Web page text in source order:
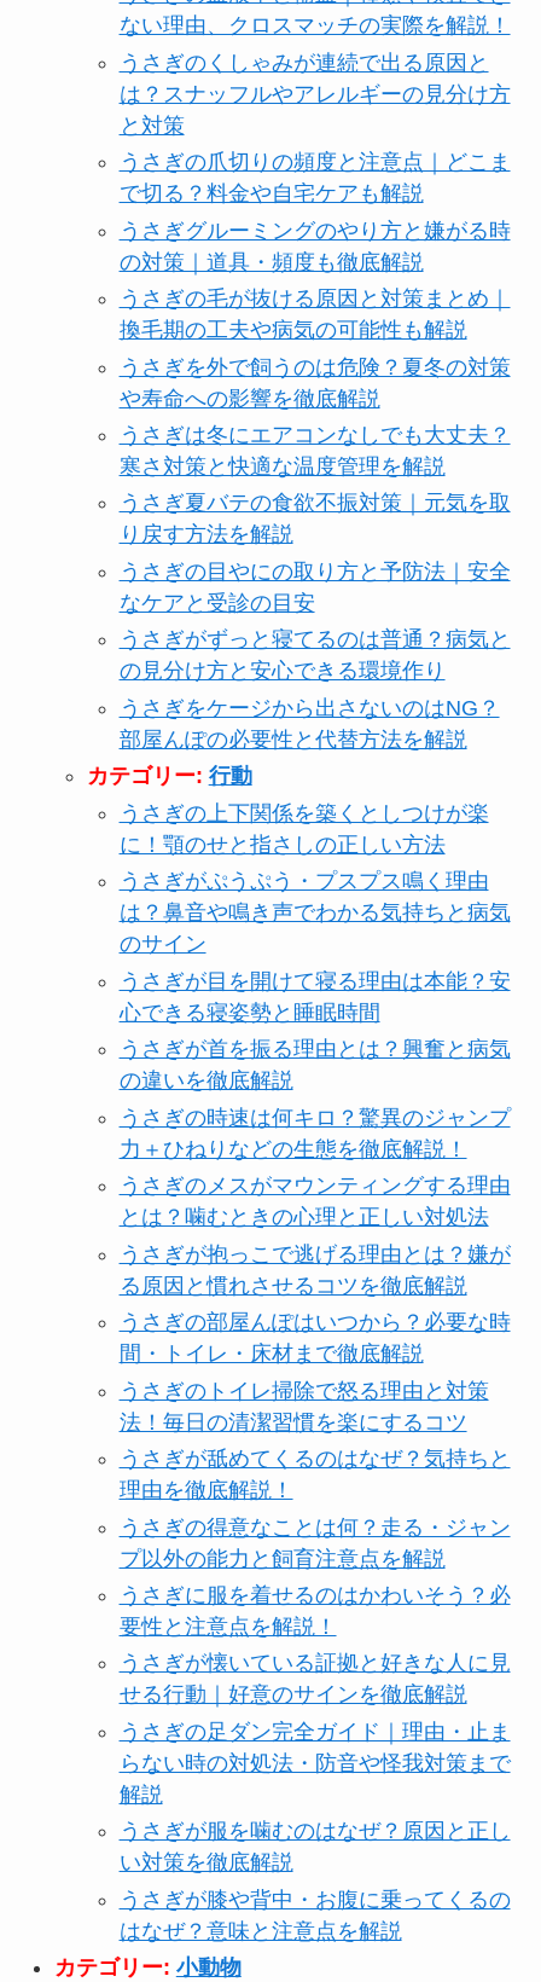
ない理由、クロスマッチの実際を解説！
うさぎのくしゃみが連続で出る原因と
は？スナッフルやアレルギーの見分け方
と対策
うさぎの爪切りの頻度と注意点｜どこま
で切る？料金や自宅ケアも解説
うさぎグルーミングのやり方と嫌がる時
の対策｜道具・頻度も徹底解説
うさぎの毛が抜ける原因と対策まとめ｜
換毛期の工夫や病気の可能性も解説
うさぎを外で飼うのは危険？夏冬の対策
や寿命への影響を徹底解説
うさぎは冬にエアコンなしでも大丈夫？
寒さ対策と快適な温度管理を解説
うさぎ夏バテの食欲不振対策｜元気を取
り戻す方法を解説
うさぎの目やにの取り方と予防法｜安全
なケアと受診の目安
うさぎがずっと寝てるのは普通？病気と
の見分け方と安心できる環境作り
うさぎをケージから出さないのはNG？
部屋んぽの必要性と代替方法を解説
カテゴリー: 行動
うさぎの上下関係を築くとしつけが楽
に！顎のせと指さしの正しい方法
うさぎがぷうぷう・プスプス鳴く理由
は？鼻音や鳴き声でわかる気持ちと病気
のサイン
うさぎが目を開けて寝る理由は本能？安
心できる寝姿勢と睡眠時間
うさぎが首を振る理由とは？興奮と病気
の違いを徹底解説
うさぎの時速は何キロ？驚異のジャンプ
力＋ひねりなどの生態を徹底解説！
うさぎのメスがマウンティングする理由
とは？噛むときの心理と正しい対処法
うさぎが抱っこで逃げる理由とは？嫌が
る原因と慣れさせるコツを徹底解説
うさぎの部屋んぽはいつから？必要な時
間・トイレ・床材まで徹底解説
うさぎのトイレ掃除で怒る理由と対策
法！毎日の清潔習慣を楽にするコツ
うさぎが舐めてくるのはなぜ？気持ちと
理由を徹底解説！
うさぎの得意なことは何？走る・ジャン
プ以外の能力と飼育注意点を解説
うさぎに服を着せるのはかわいそう？必
要性と注意点を解説！
うさぎが懐いている証拠と好きな人に見
せる行動｜好意のサインを徹底解説
うさぎの足ダン完全ガイド｜理由・止ま
らない時の対処法・防音や怪我対策まで
解説
うさぎが服を噛むのはなぜ？原因と正し
い対策を徹底解説
うさぎが膝や背中・お腹に乗ってくるの
はなぜ？意味と注意点を解説
カテゴリー: 小動物